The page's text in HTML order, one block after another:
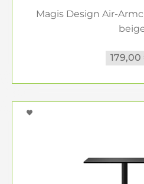
Magis Design Air-
179,00